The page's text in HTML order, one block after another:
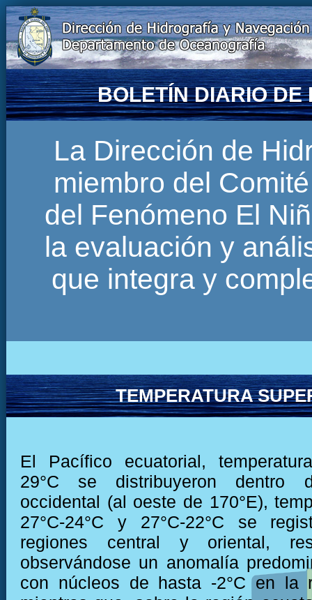
BOLETÍN DIARIO DE
La Dirección de
miembro del
del Fenómeno El
la evaluación y
que integra y
TEMPERATURA
El Pacífico ecuatorial,
29°C se distribuyeron dentro
occidental (al oeste de 170°E),
27°C-24°C y 27°C-22°C se
regiones central y oriental,
observándose un anomalía
con núcleos de hasta -2°C en la